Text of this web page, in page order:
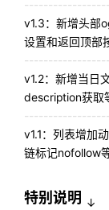
v1.3：新增头部
设置和返回顶部
v1.2：新增当日
description获取
v1.1：列表增加
链标记nofollow
特别说明 ↓